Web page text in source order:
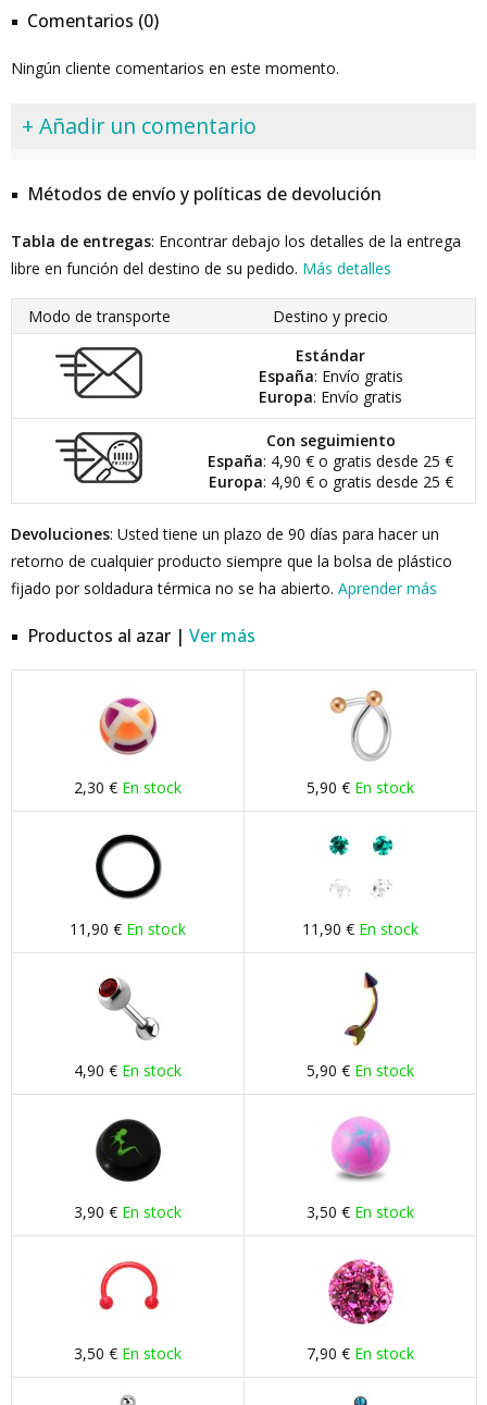
Comentarios (0)
Ningún cliente comentarios en este momento.
+ Añadir un comentario
Métodos de envío y políticas de devolución
Tabla de entregas: Encontrar debajo los detalles de la entrega
libre en función del destino de su pedido. Más detalles
Modo de transporte
Destino y precio
Estándar
España: Envío gratis
Europa: Envío gratis
Con seguimiento
España: 4,90 € o gratis desde 25 €
Europa: 4,90 € o gratis desde 25 €
Devoluciones: Usted tiene un plazo de 90 días para hacer un
retorno de cualquier producto siempre que la bolsa de plástico
fijado por soldadura térmica no se ha abierto. Aprender más
Productos al azar | Ver más
2,30 € En stock 5,90 € En stock
11,90 € En stock 11,90 € En stock
4,90 € En stock 5,90 € En stock
3,90 € En stock 3,50 € En stock
3,50 € En stock 7,90 € En stock